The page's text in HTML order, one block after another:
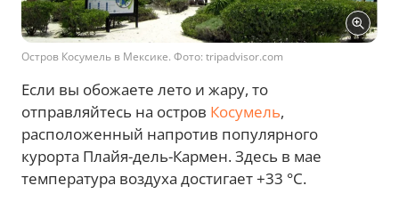
Остров Косумель в Мексике. Фото: tripadvisor.com
Если вы обожаете лето и жару, то
отправляйтесь на остров Косумель,
расположенный напротив популярного
курорта Плайя-дель-Кармен. Здесь в мае
температура воздуха достигает +33 °С.